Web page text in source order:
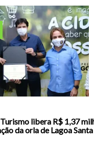
libera R$ 1,37
da orla de Lagoa Santa